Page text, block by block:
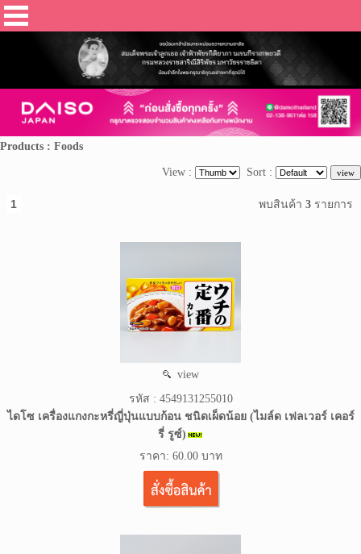
Products : Foods
View : Sort :
1 พบสินค้า 3 รายการ
view
รหัส : 4549131255010
ไดโซ เครื่องแกงกะหรี่ญี่ปุ่นแบบก้อน ชนิดเผ็ดน้อย (ไมล์ด เฟลเวอร์ เคอร์
รี่ รูซ์)
ราคา: 60.00 บาท